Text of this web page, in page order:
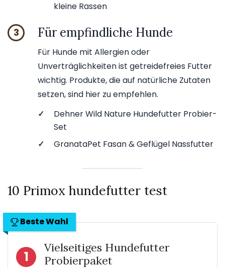
kleine Rassen
3 Für empfindliche Hunde
Für Hunde mit Allergien oder
Unverträglichkeiten ist getreidefreies Futter
wichtig. Produkte, die auf natürliche Zutaten
setzen, sind hier zu empfehlen.
✓
Dehner Wild Nature Hundefutter Probier-
Set
✓
GranataPet Fasan & Geflügel Nassfutter
10 Primox hundefutter test
Beste Wahl
1
Vielseitiges Hundefutter
Probierpaket